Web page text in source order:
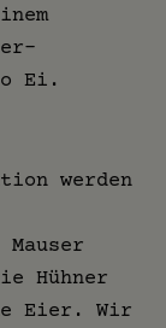
Ei.
werden
Hühner
Eier. Wir